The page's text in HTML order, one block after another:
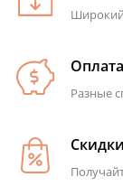
Широкий
Оплата
Разные
Скидки